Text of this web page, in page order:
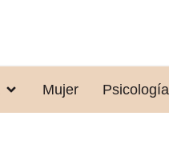
Mujer Psicología